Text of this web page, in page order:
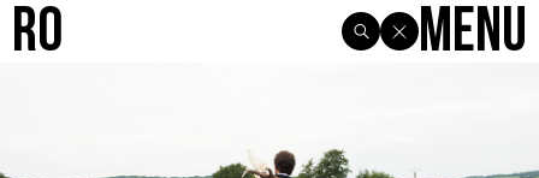
R0 Menu